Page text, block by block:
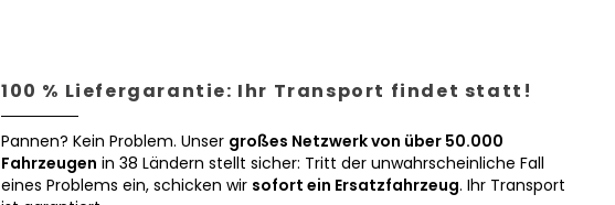
100 % Liefergarantie: Ihr Transport findet statt!
Pannen? Kein Problem. Unser großes Netzwerk von über 50.000
Fahrzeugen in 38 Ländern stellt sicher: Tritt der unwahrscheinliche Fall
eines Problems ein, schicken wir sofort ein Ersatzfahrzeug. Ihr Transport